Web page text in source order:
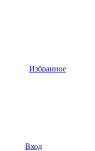
Избранное
Вход